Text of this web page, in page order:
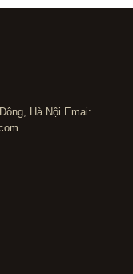
Hà Nội Emai: